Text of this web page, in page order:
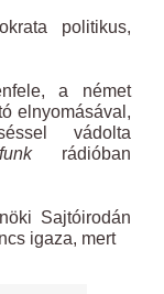
politikus,
a német
elnyomásával,
vádolta
rádióban
Sajtóirodán
igaza, mert